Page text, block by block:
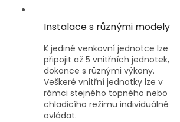
Instalace s různými modely
K jediné venkovní jednotce lze
připojit až 5 vnitřních jednotek,
dokonce s různými výkony.
Veškeré vnitřní jednotky lze v
rámci stejného topného nebo
chladicího režimu individuálně
ovládat.